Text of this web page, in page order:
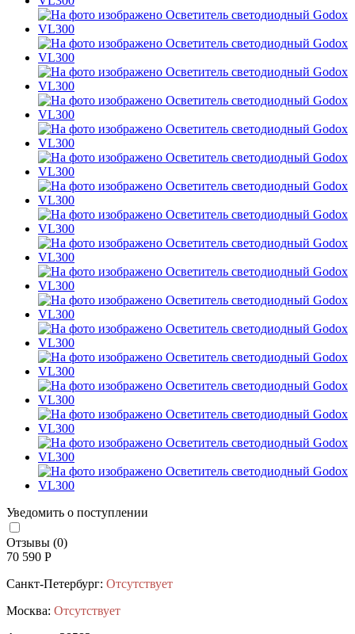
Уведомить о поступлении
Отзывы (0)
70 590 Р
Санкт-Петербург: Отсутствует
Москва: Отсутствует